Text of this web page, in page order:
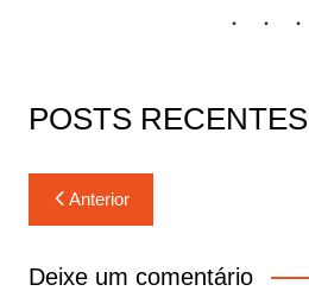
POSTS RECENTES
Navegação
de
Post
Anterior
Deixe um comentário